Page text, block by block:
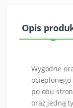
Opis
Wygodne
ocieplonego
po obu
oraz jedną